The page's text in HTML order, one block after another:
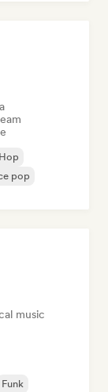
pop
music
Funk